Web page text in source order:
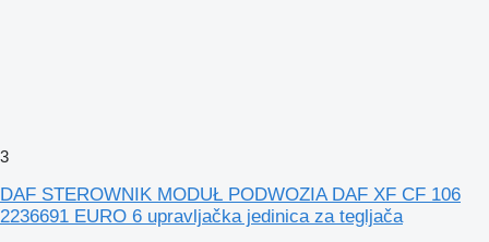
3
DAF STEROWNIK MODUŁ PODWOZIA DAF XF CF 106
2236691 EURO 6 upravljačka jedinica za tegljača